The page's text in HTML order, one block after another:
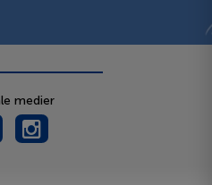
medier